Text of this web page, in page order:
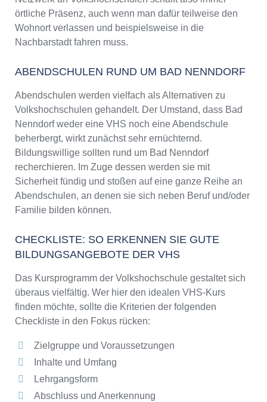
örtliche Präsenz, auch wenn man dafür teilweise den
Wohnort verlassen und beispielsweise in die
Nachbarstadt fahren muss.
ABENDSCHULEN RUND UM BAD NENNDORF
Abendschulen werden vielfach als Alternativen zu
Volkshochschulen gehandelt. Der Umstand, dass Bad
Nenndorf weder eine VHS noch eine Abendschule
beherbergt, wirkt zunächst sehr ernüchternd.
Bildungswillige sollten rund um Bad Nenndorf
recherchieren. Im Zuge dessen werden sie mit
Sicherheit fündig und stoßen auf eine ganze Reihe an
Abendschulen, an denen sie sich neben Beruf und/oder
Familie bilden können.
CHECKLISTE: SO ERKENNEN SIE GUTE
BILDUNGSANGEBOTE DER VHS
Das Kursprogramm der Volkshochschule gestaltet sich
überaus vielfältig. Wer hier den idealen VHS-Kurs
finden möchte, sollte die Kriterien der folgenden
Checkliste in den Fokus rücken:
Zielgruppe und Voraussetzungen
Inhalte und Umfang
Lehrgangsform
Abschluss und Anerkennung